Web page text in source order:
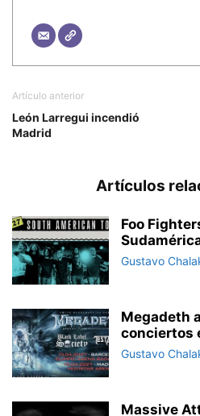
Artículo anterior
León Larregui incendió
Madrid
Artículos
Foo
Gustavo
Megadeth
conciertos
Gustavo
Massive